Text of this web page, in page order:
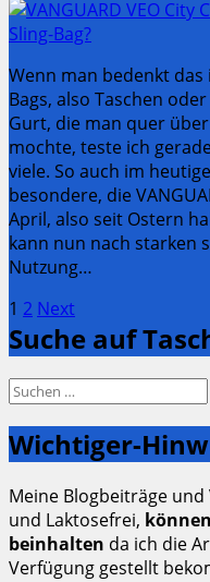
Wenn man bedenkt das
Bags, also Taschen
Gurt, die man quer
mochte, teste ich
viele. So auch im
besondere, die
April, also seit Ostern
kann nun nach starken
Nutzung…
der
Beiträge
Page
1 Page
2 Next
Suche auf
Suchen
Wichtiger-
Meine Blogbeiträge
und Laktosefrei,
beinhalten da ich die
Verfügung gestellt